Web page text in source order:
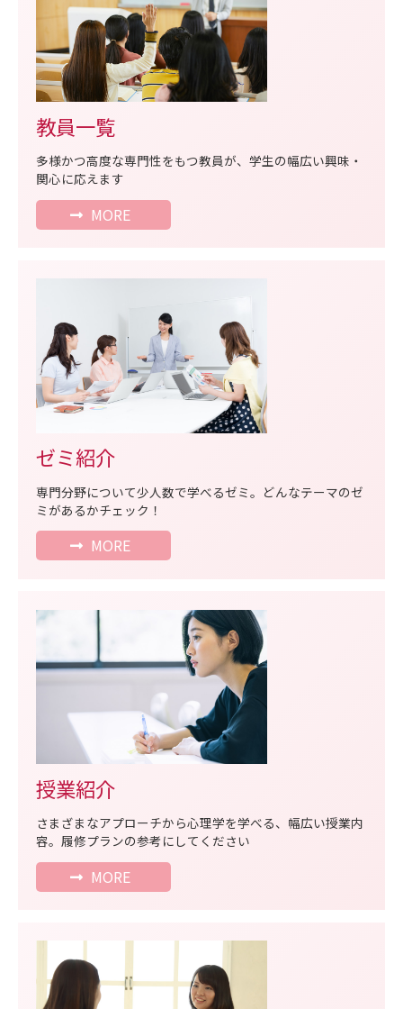
教員一覧
多様かつ高度な専門性をもつ教員が、学生の幅広い興味・
関心に応えます
MORE
ゼミ紹介
専門分野について少人数で学べるゼミ。どんなテーマのゼ
ミがあるかチェック！
MORE
授業紹介
さまざまなアプローチから心理学を学べる、幅広い授業内
容。履修プランの参考にしてください
MORE